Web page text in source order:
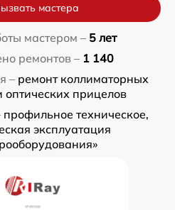
мастера
мастером – 5 лет
ремонтов – 1 140
– ремонт коллиматорных
оптических прицелов
профильное техническое,
эксплуатация